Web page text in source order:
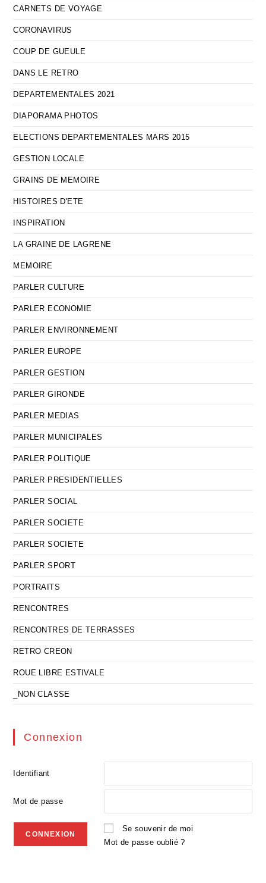
CARNETS DE VOYAGE
CORONAVIRUS
COUP DE GUEULE
DANS LE RETRO
DEPARTEMENTALES 2021
DIAPORAMA PHOTOS
ELECTIONS DEPARTEMENTALES MARS 2015
GESTION LOCALE
GRAINS DE MEMOIRE
HISTOIRES D'ETE
INSPIRATION
LA GRAINE DE LAGRENE
MEMOIRE
PARLER CULTURE
PARLER ECONOMIE
PARLER ENVIRONNEMENT
PARLER EUROPE
PARLER GESTION
PARLER GIRONDE
PARLER MEDIAS
PARLER MUNICIPALES
PARLER POLITIQUE
PARLER PRESIDENTIELLES
PARLER SOCIAL
PARLER SOCIETE
PARLER SOCIETE
PARLER SPORT
PORTRAITS
RENCONTRES
RENCONTRES DE TERRASSES
RETRO CREON
ROUE LIBRE ESTIVALE
_NON CLASSE
Connexion
Identifiant
Mot de passe
Se souvenir de moi
Mot de passe oublié ?